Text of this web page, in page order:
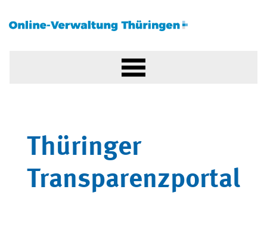
Thüringer
Transparenzportal